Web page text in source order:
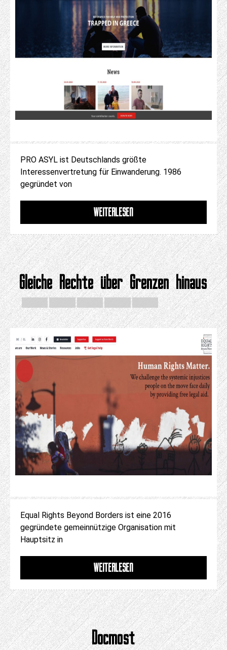
PRO ASYL ist Deutschlands größte
Interessenvertretung für Einwanderung. 1986
gegründet von
WEITERLESEN
Gleiche Rechte über Grenzen hinaus
Equal Rights Beyond Borders ist eine 2016
gegründete gemeinnützige Organisation mit
Hauptsitz in
WEITERLESEN
Docmost